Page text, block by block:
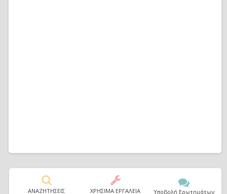
ΑΝΑΖΗΤΗΣΕΙΣ ΧΡΗΣΙΜΑ ΕΡΓΑΛΕΙΑ Υποβολή Ερωτημάτων